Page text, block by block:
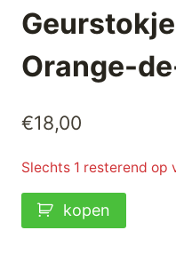
Orange-
€18,00
Slechts 1 resterend op
Maison
Berger
kopen